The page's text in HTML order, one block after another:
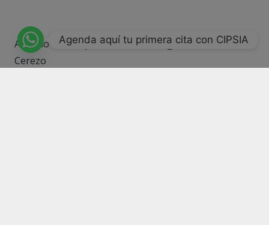
Artículo escrito por CIPSIA Psicólogos Madrid:Beatriz
Cerezo
Agenda aquí tu primera cita con CIPSIA